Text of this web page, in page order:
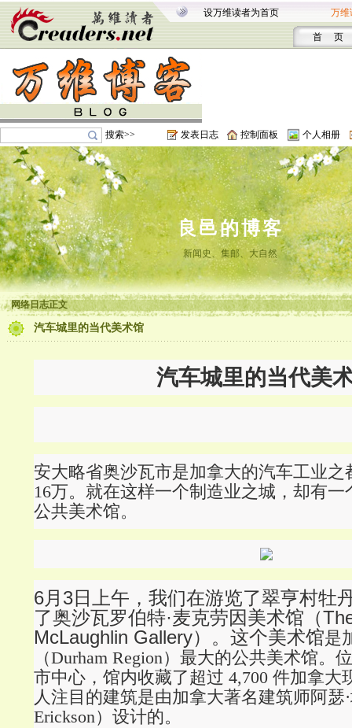
设万维读者为首页 万维
首 页
搜索>> 发表日志 控制面板 个人相册
良邑的博客
新闻史、集邮、大自然
网络日志正文
汽车城里的当代美术馆
汽车城里的当代美
安大略省奥沙瓦市是加拿大的汽车工业之
16万。就在这样一个制造业之城，却有
公共美术馆。
6月3日上午，我们在游览了翠亨村牡
了奥沙瓦罗伯特·麦克劳因美术馆（
McLaughlin Gallery）。这个美术馆是
（Durham Region）最大的公共美术馆。
市中心，馆内收藏了超过 4,700 件加拿大
人注目的建筑是由加拿大著名建筑师阿瑟
Erickson）设计的。